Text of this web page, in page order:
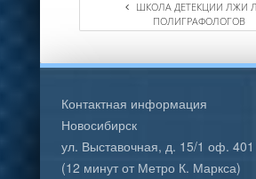
ШКОЛА ДЕТЕКЦИИ ЛЖИ
ПОЛИГРАФОЛОГОВ
Контактная информация
Новосибирск
ул. Выставочная, д. 15/1 оф. 401
(12 минут от Метро К. Маркса)